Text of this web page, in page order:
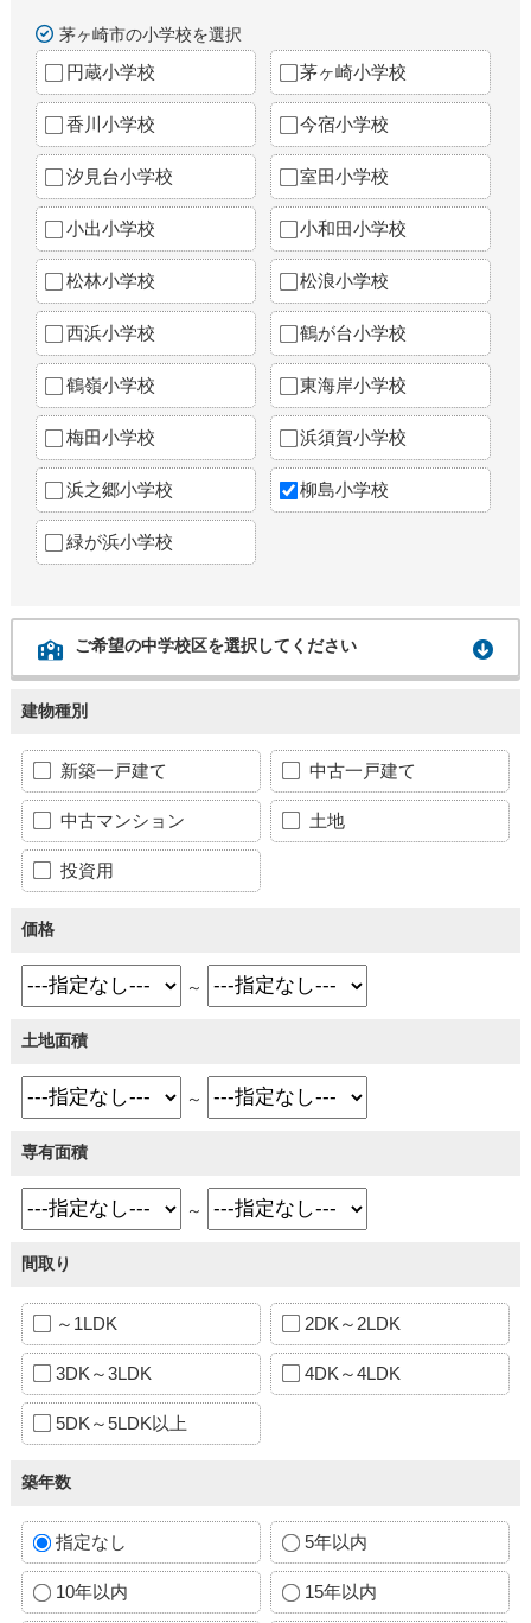
茅ヶ崎市の小学校を選択
円蔵小学校 茅ヶ崎小学校
香川小学校 今宿小学校
汐見台小学校 室田小学校
小出小学校 小和田小学校
松林小学校 松浪小学校
西浜小学校 鶴が台小学校
鶴嶺小学校 東海岸小学校
梅田小学校 浜須賀小学校
浜之郷小学校 柳島小学校
緑が浜小学校
ご希望の中学校区を選択してください
建物種別
新築一戸建て 中古一戸建て
中古マンション 土地
投資用
価格
～
土地面積
～
専有面積
～
間取り
～1LDK 2DK～2LDK
3DK～3LDK 4DK～4LDK
5DK～5LDK以上
築年数
指定なし 5年以内
10年以内 15年以内